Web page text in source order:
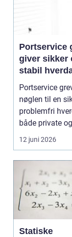
Portservice
giver sikker
stabil
porte
Portservice
nøglen til en
problemfri
både private og
virksomheder,
12 juni 2026
Statiske